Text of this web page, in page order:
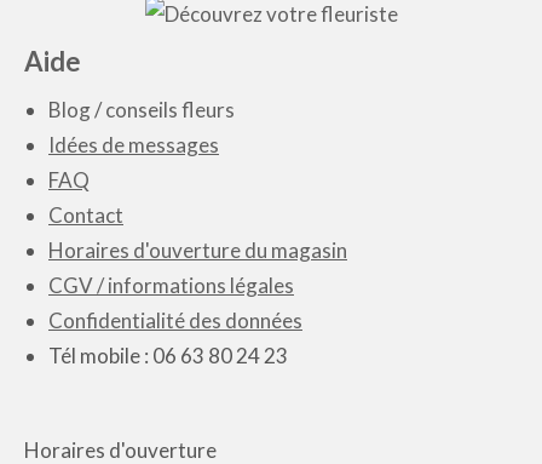
Aide
Blog/conseils fleurs
Idées de messages
FAQ
Contact
Horaires d'ouverture du magasin
CGV / informations légales
Confidentialité des données
Tél mobile : 06 63 80 24 23
Horaires d'ouverture